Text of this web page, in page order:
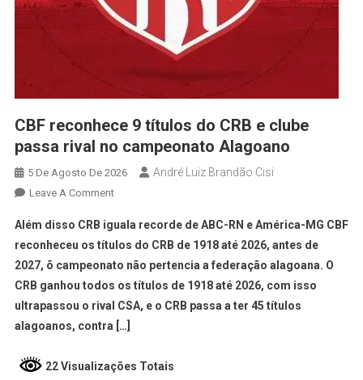
CBF reconhece 9 títulos do CRB e clube
passa rival no campeonato Alagoano
5 De Agosto De 2026 André Luiz Brandão Cisi
Leave A Comment
Além disso CRB iguala recorde de ABC-RN e América-MG CBF
reconheceu os títulos do CRB de 1918 até 2026, antes de
2027, õ campeonato não pertencia a federação alagoana. O
CRB ganhou todos os títulos de 1918 até 2026, com isso
ultrapassou o rival CSA, e o CRB passa a ter 45 títulos
alagoanos, contra […]
22 Visualizações Totais